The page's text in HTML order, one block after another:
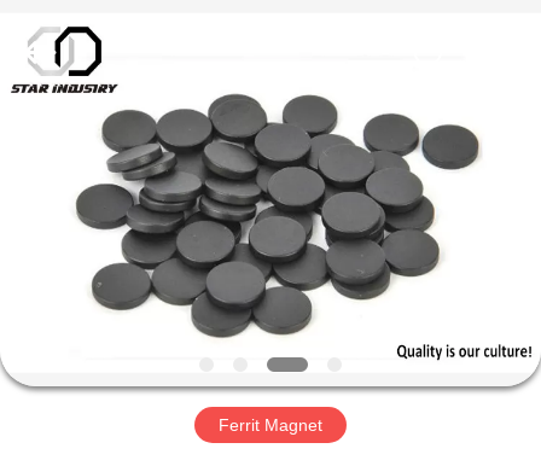
PRODUKTE
ÜBER
FABRIK-
Co.,LTD.
Rights
Reserved.
Ferrit Magnet